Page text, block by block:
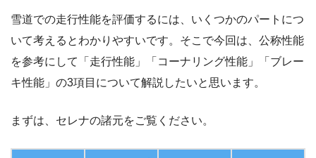
雪道での走行性能を評価するには、いくつかのパートにつ
いて考えるとわかりやすいです。そこで今回は、公称性能
を参考にして「走行性能」「コーナリング性能」「ブレー
キ性能」の3項目について解説したいと思います。
まずは、セレナの諸元をご覧ください。